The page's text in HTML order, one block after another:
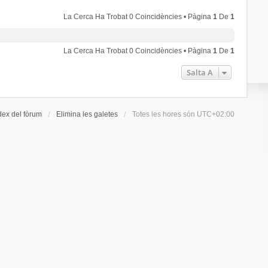
La Cerca Ha Trobat 0 Coincidències • Pàgina1 De1
La Cerca Ha Trobat 0 Coincidències • Pàgina1 De1
Salta A
del fòrum Elimina les galetes Totes les hores són UTC+02:00